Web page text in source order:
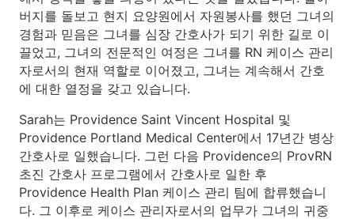
버지를 돌보고 현지 요양원에서 자원봉사를 했던 그녀의
경험과 믿음은 그녀를 심장 간호사가 되기 위한 길로 이
끌었고, 그녀의 전문적인 여정은 그녀를 RN 케이스 관리
자로서의 현재 역할로 이어졌고, 그녀는 계속해서 간호
에 대한 열정을 갖고 있습니다.
Sarah는 Providence Saint Vincent Hospital 및
Providence Portland Medical Center에서 17년간 병상
간호사로 일했습니다. 그런 다음 Providence의 ProvRN
초진 간호사 프로그램에서 간호사로 일한 후
Providence Health Plan 케이스 관리 팀에 합류했습니
다. 그 이후로 케이스 관리자로서의 업무가 그녀의 귀중